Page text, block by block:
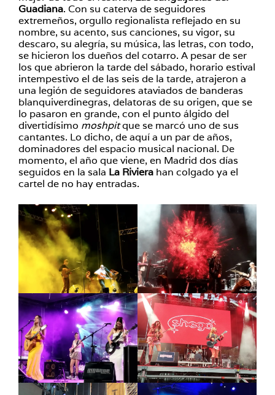
Guadiana. Con su caterva de seguidores
extremeños, orgullo regionalista reflejado en su
nombre, su acento, sus canciones, su vigor, su
descaro, su alegría, su música, las letras, con todo,
se hicieron los dueños del cotarro. A pesar de ser
los que abrieron la tarde del sábado, horario estival
intempestivo el de las seis de la tarde, atrajeron a
una legión de seguidores ataviados de banderas
blanquiverdinegras, delatoras de su origen, que se
lo pasaron en grande, con el punto álgido del
divertidísimo moshpitque se marcó uno de sus
cantantes. Lo dicho, de aquí a un par de años,
dominadores del espacio musical nacional. De
momento, el año que viene, en Madrid dos días
seguidos en la sala La Riviera han colgado ya el
cartel de no hay entradas.